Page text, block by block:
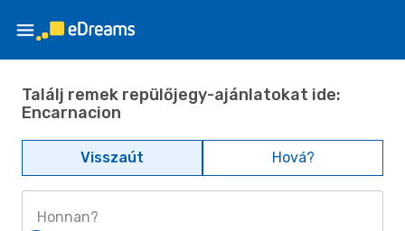
Találj remek repülőjegy-ajánlatokat ide:
Encarnacion
Visszaút Hová?
Honnan?